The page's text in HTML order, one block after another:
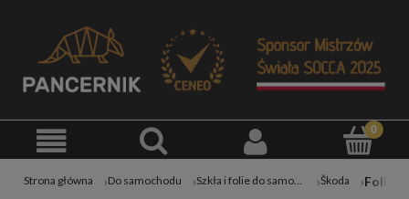
Strona główna Do samochodu Szkła i folie do samochodu Škoda